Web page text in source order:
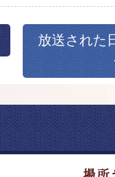
放送された